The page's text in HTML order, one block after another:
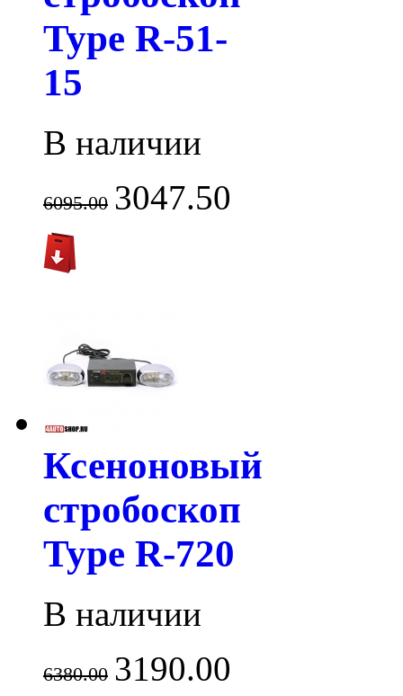
Type R-51-
15
В наличии
6095.00 3047.50
Ксеноновый
стробоскоп
Type R-720
В наличии
6380.00 3190.00